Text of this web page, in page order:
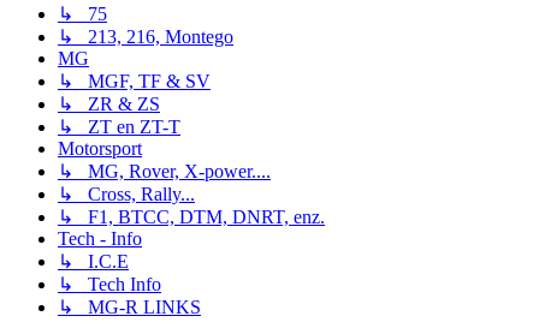
↳ 75
↳ 213, 216, Montego
MG
↳ MGF, TF & SV
↳ ZR & ZS
↳ ZT en ZT-T
Motorsport
↳ MG, Rover, X-power....
↳ Cross, Rally...
↳ F1, BTCC, DTM, DNRT, enz.
Tech - Info
↳ I.C.E
↳ Tech Info
↳ MG-R LINKS